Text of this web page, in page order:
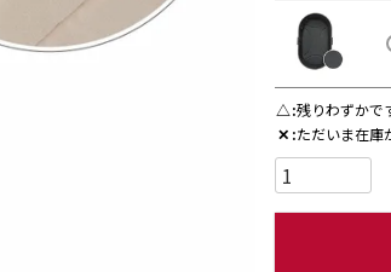
△ 残りわずかで
✕ ただいま在庫